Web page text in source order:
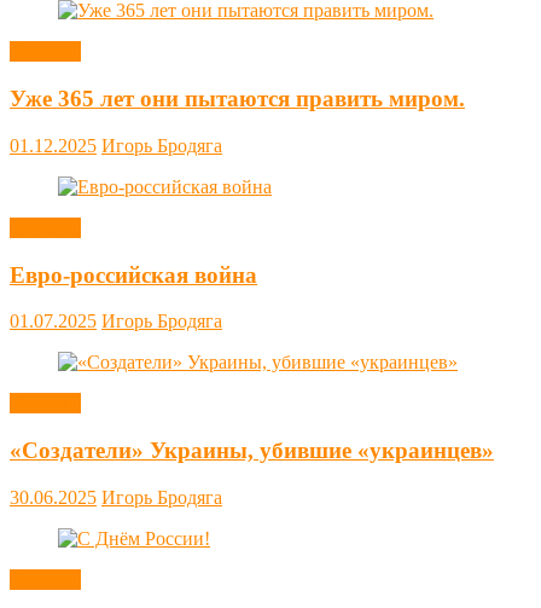
Уже 365 лет они пытаются править миром.
01.12.2025 Игорь Бродяга
Евро-российская война
01.07.2025 Игорь Бродяга
«Создатели» Украины, убившие «украинцев»
30.06.2025 Игорь Бродяга